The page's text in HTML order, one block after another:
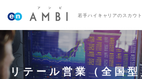
若手ハイキャリアのスカウ
リテール営業（全国